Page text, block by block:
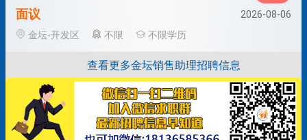
面议
2026-08-06
金坛-开发区
不限 不限学历
查看更多金坛销售助理招聘信息